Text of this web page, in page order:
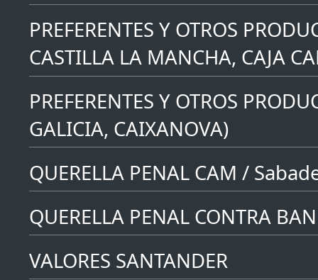
PREFERENTES Y OTROS
CASTILLA LA MANCHA, CAJA
PREFERENTES Y OTROS
GALICIA, CAIXANOVA)
QUERELLA PENAL CAM /
QUERELLA PENAL CONTRA
VALORES SANTANDER